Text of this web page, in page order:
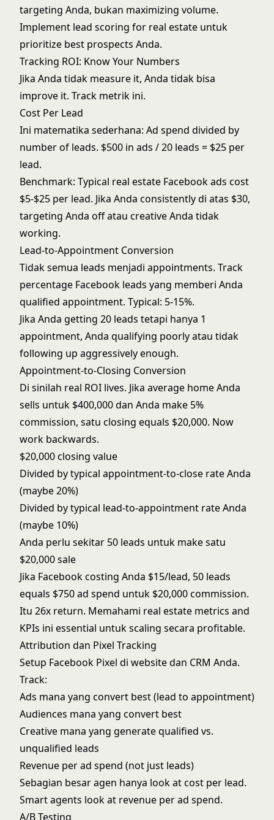
targeting Anda, bukan maximizing volume.
Implement lead scoring for real estate untuk
prioritize best prospects Anda.
Tracking ROI: Know Your Numbers
Jika Anda tidak measure it, Anda tidak bisa
improve it. Track metrik ini.
Cost Per Lead
Ini matematika sederhana: Ad spend divided by
number of leads. $500 in ads / 20 leads = $25 per
lead.
Benchmark: Typical real estate Facebook ads cost
$5-$25 per lead. Jika Anda consistently di atas $30,
targeting Anda off atau creative Anda tidak
working.
Lead-to-Appointment Conversion
Tidak semua leads menjadi appointments. Track
percentage Facebook leads yang memberi Anda
qualified appointment. Typical: 5-15%.
Jika Anda getting 20 leads tetapi hanya 1
appointment, Anda qualifying poorly atau tidak
following up aggressively enough.
Appointment-to-Closing Conversion
Di sinilah real ROI lives. Jika average home Anda
sells untuk $400,000 dan Anda make 5%
commission, satu closing equals $20,000. Now
work backwards.
$20,000 closing value
Divided by typical appointment-to-close rate Anda
(maybe 20%)
Divided by typical lead-to-appointment rate Anda
(maybe 10%)
Anda perlu sekitar 50 leads untuk make satu
$20,000 sale
Jika Facebook costing Anda $15/lead, 50 leads
equals $750 ad spend untuk $20,000 commission.
Itu 26x return. Memahami real estate metrics and
KPIs ini essential untuk scaling secara profitable.
Attribution dan Pixel Tracking
Setup Facebook Pixel di website dan CRM Anda.
Track:
Ads mana yang convert best (lead to appointment)
Audiences mana yang convert best
Creative mana yang generate qualified vs.
unqualified leads
Revenue per ad spend (not just leads)
Sebagian besar agen hanya look at cost per lead.
Smart agents look at revenue per ad spend.
A/B Testing